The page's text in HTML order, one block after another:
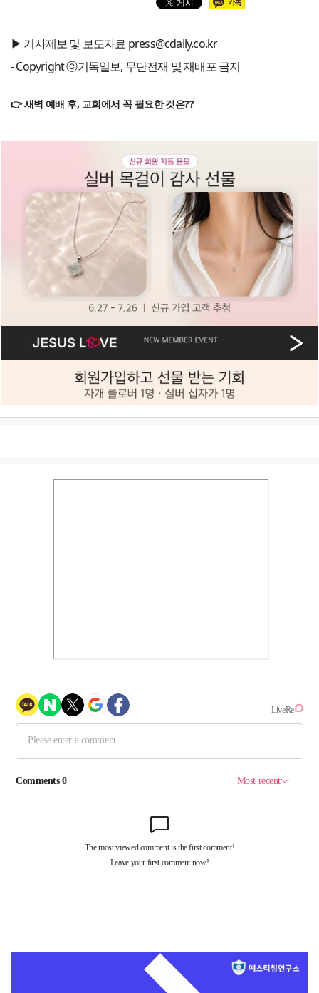
▶ 기사제보 및 보도자료 press@cdaily.co.kr
- Copyright ⓒ기독일보, 무단전재 및 재배포 금지
👉 새벽 예배 후, 교회에서 꼭 필요한 것은??